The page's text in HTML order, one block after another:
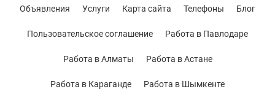
Объявления Услуги Карта сайта Телефоны Блог
Пользовательское соглашение Работа в Павлодаре
Работа в Алматы Работа в Астане
Работа в Караганде Работа в Шымкенте